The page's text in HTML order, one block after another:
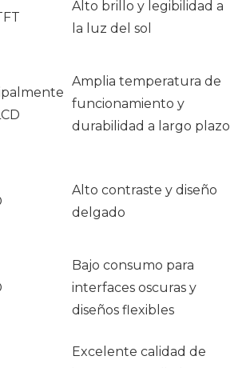
Alto brillo y legibilidad a
la luz del sol
Amplia temperatura de
funcionamiento y
durabilidad a largo plazo
Alto contraste y diseño
delgado
Bajo consumo para
interfaces oscuras y
diseños flexibles
Excelente calidad de